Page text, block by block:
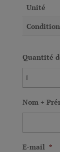
Unité
Quantité
Nom +
E-mail *